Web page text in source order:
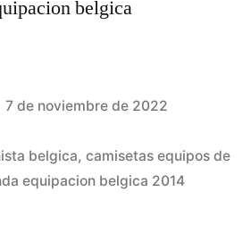
7 de noviembre de 2022
belgica, camisetas equipos de
equipacion belgica 2014